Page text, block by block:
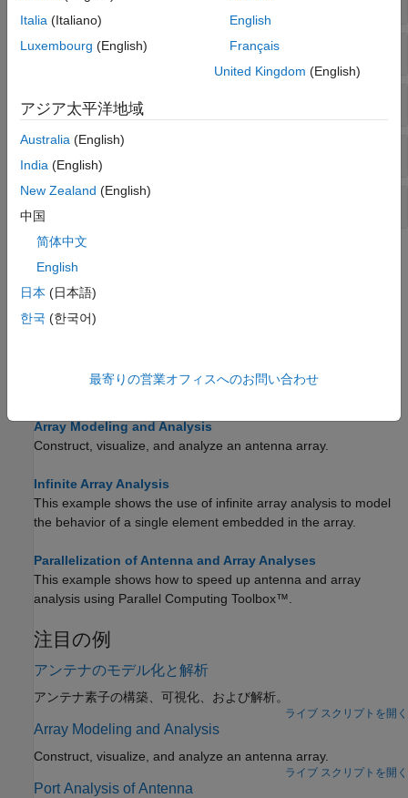
表面解析
パターン乗算
組み込みパターンと結合
有理近似
トピック
Field Calculation in Antennas
Field calculation in metal antennas and metal-dielectric
antennas.
アンテナ素子の構築、可視化、および解析。
Array Modeling and Analysis
Construct, visualize, and analyze an antenna array.
Infinite Array Analysis
This example shows the use of infinite array analysis to model
the behavior of a single element embedded in the array.
Parallelization of Antenna and Array Analyses
This example shows how to speed up antenna and array
analysis using Parallel Computing Toolbox™.
注目の例
アンテナのモデル化と解析
アンテナ素子の構築、可視化、および解析。
ライブ スクリプトを開く
Array Modeling and Analysis
Construct, visualize, and analyze an antenna array.
ライブ スクリプトを開く
Port Analysis of Antenna
Italia (Italiano)
Luxembourg (English)
English
Français
United Kingdom (English)
アジア太平洋地域
Australia (English)
India (English)
New Zealand (English)
中国
简体中文
English
日本 (日本語)
한국 (한국어)
最寄りの営業オフィスへのお問い合わせ